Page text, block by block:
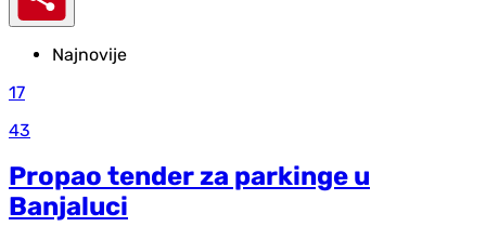
Najnovije
17
43
Propao tender za parkinge u
Banjaluci